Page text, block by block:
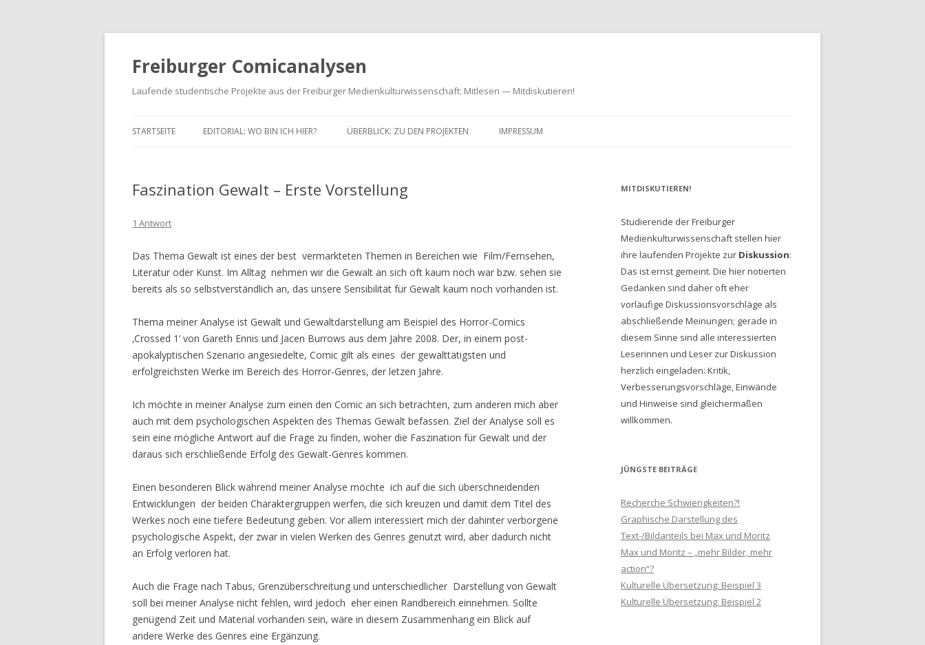
Freiburger Comicanalysen
Laufende studentische Projekte aus der Freiburger Medienkulturwissenschaft: Mitlesen — Mitdiskutieren!
STARTSEITE EDITORIAL: WO BIN ICH HIER? ÜBERBLICK: ZU DEN PROJEKTEN IMPRESSUM
Faszination Gewalt – Erste Vorstellung
1 Antwort
Das Thema Gewalt ist eines der best vermarkteten Themen in Bereichen wie Film/Fernsehen,
Literatur oder Kunst. Im Alltag nehmen wir die Gewalt an sich oft kaum noch war bzw. sehen sie
bereits als so selbstverständlich an, das unsere Sensibilität für Gewalt kaum noch vorhanden ist.
Thema meiner Analyse ist Gewalt und Gewaltdarstellung am Beispiel des Horror-Comics
‚Crossed 1‘ von Gareth Ennis und Jacen Burrows aus dem Jahre 2008. Der, in einem post-
apokalyptischen Szenario angesiedelte, Comic gilt als eines der gewalttätigsten und
erfolgreichsten Werke im Bereich des Horror-Genres, der letzen Jahre.
Ich möchte in meiner Analyse zum einen den Comic an sich betrachten, zum anderen mich aber
auch mit dem psychologischen Aspekten des Themas Gewalt befassen. Ziel der Analyse soll es
sein eine mögliche Antwort auf die Frage zu finden, woher die Faszination für Gewalt und der
daraus sich erschließende Erfolg des Gewalt-Genres kommen.
Einen besonderen Blick während meiner Analyse möchte ich auf die sich überschneidenden
Entwicklungen der beiden Charaktergruppen werfen, die sich kreuzen und damit dem Titel des
Werkes noch eine tiefere Bedeutung geben. Vor allem interessiert mich der dahinter verborgene
psychologische Aspekt, der zwar in vielen Werken des Genres genutzt wird, aber dadurch nicht
an Erfolg verloren hat.
Auch die Frage nach Tabus, Grenzüberschreitung und unterschiedlicher Darstellung von Gewalt
soll bei meiner Analyse nicht fehlen, wird jedoch eher einen Randbereich einnehmen. Sollte
genügend Zeit und Material vorhanden sein, wäre in diesem Zusammenhang ein Blick auf
andere Werke des Genres eine Ergänzung.
MITDISKUTIEREN!
Studierende der Freiburger
Medienkulturwissenschaft stellen hier
ihre laufenden Projekte zur Diskussion:
Das ist ernst gemeint. Die hier notierten
Gedanken sind daher oft eher
vorläufige Diskussionsvorschläge als
abschließende Meinungen; gerade in
diesem Sinne sind alle interessierten
Leserinnen und Leser zur Diskussion
herzlich eingeladen: Kritik,
Verbesserungsvorschläge, Einwände
und Hinweise sind gleichermaßen
willkommen.
JÜNGSTE BEITRÄGE
Recherche Schwierigkeiten?!
Graphische Darstellung des
Text-/Bildanteils bei Max und Moritz
Max und Moritz – „mehr Bilder, mehr
action“?
Kulturelle Übersetzung: Beispiel 3
Kulturelle Übersetzung: Beispiel 2